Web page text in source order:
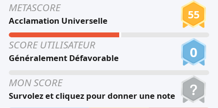
METASCORE
Acclamation Universelle 55
SCORE UTILISATEUR
Généralement Défavorable 0
MON SCORE
Survolez et cliquez pour donner une note